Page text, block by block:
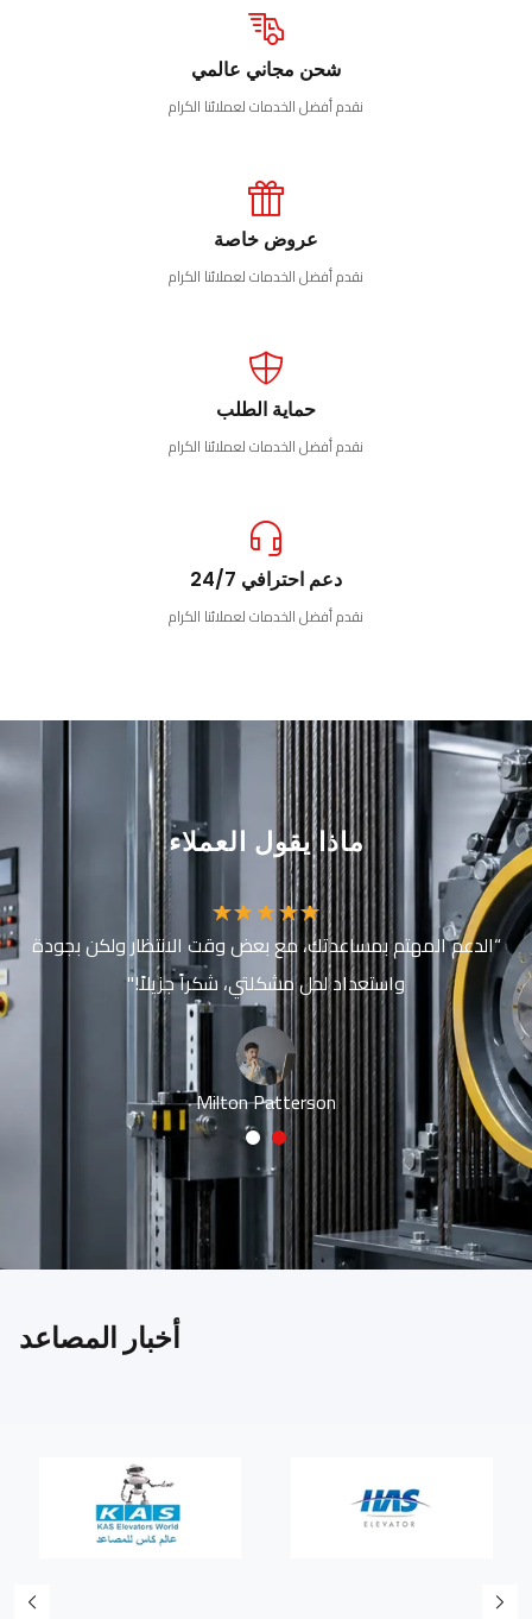
شحن مجاني عالمي
نقدم أفضل الخدمات لعملائنا الكرام
عروض خاصة
نقدم أفضل الخدمات لعملائنا الكرام
حماية الطلب
نقدم أفضل الخدمات لعملائنا الكرام
دعم احترافي 24/7
نقدم أفضل الخدمات لعملائنا الكرام
ماذا يقول العملاء
“الدعم المهتم بمساعدتك، مع بعض وقت الانتظار ولكن بجودة
واستعداد لحل مشكلتي، شكراً جزيلاً!"
Milton Patterson
أخبار المصاعد